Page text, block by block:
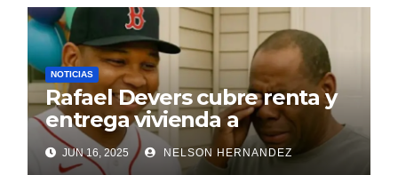
NOTICIAS
Rafael Devers cubre renta y
entrega vivienda a
exentrenador en RD
JUN 16, 2025 NELSON HERNANDEZ